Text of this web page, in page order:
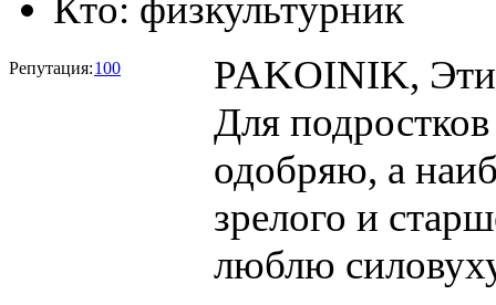
Репутация:100
PAKOINIK,
Для подростков
одобряю, а
зрелого и
люблю